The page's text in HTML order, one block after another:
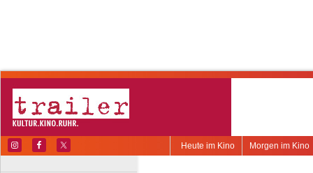
Morgen im Kino
Heute im Kino